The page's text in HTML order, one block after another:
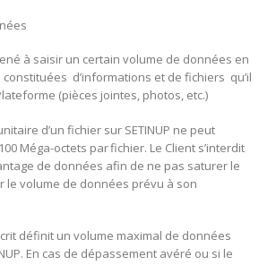
à saisir un certain volume de données en
d’informations et de fichiers qu’il
(pièces jointes, photos, etc.)
d’un fichier sur SETINUP ne peut
Méga-octets par fichier. Le Client s’interdit
de données afin de ne pas saturer le
le volume de données prévu à son
définit un volume maximal de données
En cas de dépassement avéré ou si le